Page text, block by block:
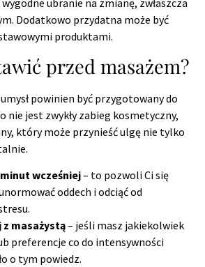
Dodatkowo przydatna może być
produktami.
przed masażem?
powinien być przygotowany do
nie jest zwykły zabieg kosmetyczny,
który może przynieść ulgę nie tylko
wcześniej– to pozwoli Ci się
oddech i odciąć od
masażystą– jeśli masz jakiekolwiek
preferencje co do intensywności
o tym powiedz.